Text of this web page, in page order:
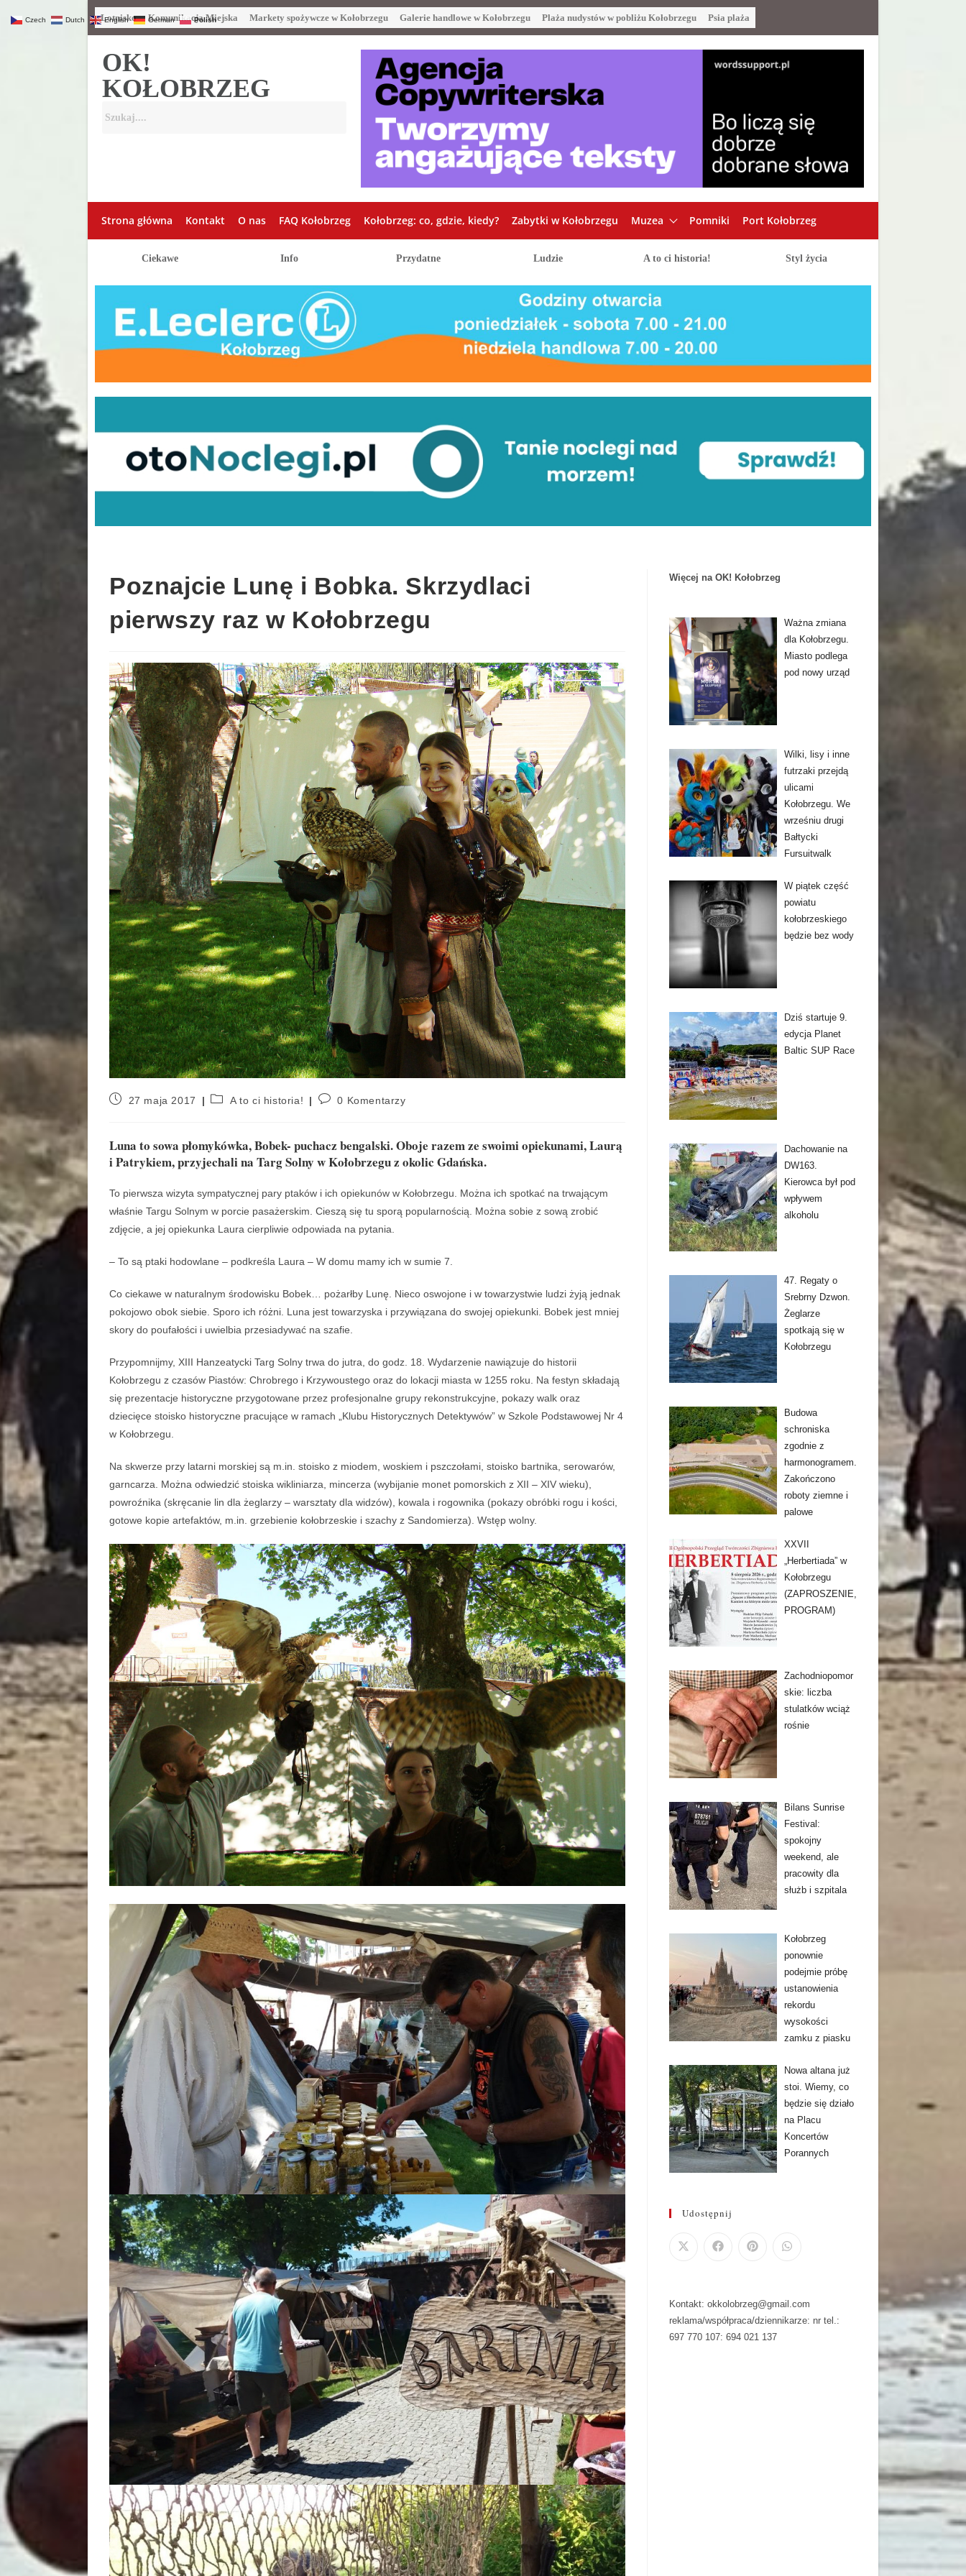
Lotnisko Komunikacja Miejska Markety spożywcze w Kołobrzegu Galerie handlowe w Kołobrzegu Plaża nudystów w pobliżu Kołobrzegu Psia plaża
OK!
KOŁOBRZEG
Strona główna Kontakt O nas FAQ Kołobrzeg Kołobrzeg: co, gdzie, kiedy? Zabytki w Kołobrzegu Muzea Pomniki Port Kołobrzeg
Ciekawe Info Przydatne Ludzie A to ci historia! Styl życia
Poznajcie Lunę i Bobka. Skrzydlaci
pierwszy raz w Kołobrzegu
27 maja 2017 A to ci historia! 0 Komentarzy
Luna to sowa płomykówka, Bobek- puchacz bengalski. Oboje razem ze swoimi opiekunami, Laurą
i Patrykiem, przyjechali na Targ Solny w Kołobrzegu z okolic Gdańska.
To pierwsza wizyta sympatycznej pary ptaków i ich opiekunów w Kołobrzegu. Można ich spotkać na trwającym
właśnie Targu Solnym w porcie pasażerskim. Cieszą się tu sporą popularnością. Można sobie z sową zrobić
zdjęcie, a jej opiekunka Laura cierpliwie odpowiada na pytania.
– To są ptaki hodowlane – podkreśla Laura – W domu mamy ich w sumie 7.
Co ciekawe w naturalnym środowisku Bobek… pożarłby Lunę. Nieco oswojone i w towarzystwie ludzi żyją jednak
pokojowo obok siebie. Sporo ich różni. Luna jest towarzyska i przywiązana do swojej opiekunki. Bobek jest mniej
skory do poufałości i uwielbia przesiadywać na szafie.
Przypomnijmy, XIII Hanzeatycki Targ Solny trwa do jutra, do godz. 18. Wydarzenie nawiązuje do historii
Kołobrzegu z czasów Piastów: Chrobrego i Krzywoustego oraz do lokacji miasta w 1255 roku. Na festyn składają
się prezentacje historyczne przygotowane przez profesjonalne grupy rekonstrukcyjne, pokazy walk oraz
dziecięce stoisko historyczne pracujące w ramach „Klubu Historycznych Detektywów” w Szkole Podstawowej Nr 4
w Kołobrzegu.
Na skwerze przy latarni morskiej są m.in. stoisko z miodem, woskiem i pszczołami, stoisko bartnika, serowarów,
garncarza. Można odwiedzić stoiska wikliniarza, mincerza (wybijanie monet pomorskich z XII – XIV wieku),
powroźnika (skręcanie lin dla żeglarzy – warsztaty dla widzów), kowala i rogownika (pokazy obróbki rogu i kości,
gotowe kopie artefaktów, m.in. grzebienie kołobrzeskie i szachy z Sandomierza). Wstęp wolny.
Więcej na OK! Kołobrzeg
Ważna zmiana
dla Kołobrzegu.
Miasto podlega
pod nowy urząd
Wilki, lisy i inne
futrzaki przejdą
ulicami
Kołobrzegu. We
wrześniu drugi
Bałtycki
Fursuitwalk
W piątek część
powiatu
kołobrzeskiego
będzie bez wody
Dziś startuje 9.
edycja Planet
Baltic SUP Race
Dachowanie na
DW163.
Kierowca był pod
wpływem
alkoholu
47. Regaty o
Srebrny Dzwon.
Żeglarze
spotkają się w
Kołobrzegu
Budowa
schroniska
zgodnie z
harmonogramem.
Zakończono
roboty ziemne i
palowe
XXVII
„Herbertiada” w
Kołobrzegu
(ZAPROSZENIE,
PROGRAM)
Zachodniopomor
skie: liczba
stulatków wciąż
rośnie
Bilans Sunrise
Festival:
spokojny
weekend, ale
pracowity dla
służb i szpitala
Kołobrzeg
ponownie
podejmie próbę
ustanowienia
rekordu
wysokości
zamku z piasku
Nowa altana już
stoi. Wiemy, co
będzie się działo
na Placu
Koncertów
Porannych
Udostępnij
Kontakt: okkolobrzeg@gmail.com
reklama/współpraca/dziennikarze: nr tel.:
697 770 107: 694 021 137
Czech Dutch English German Polish